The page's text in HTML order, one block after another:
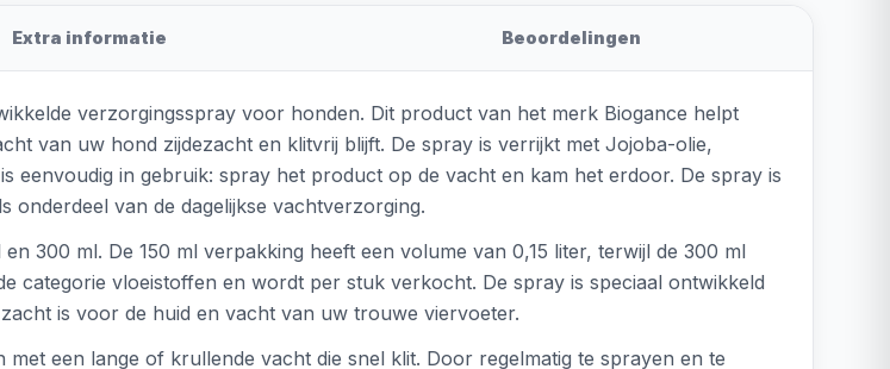
Extra informatie Beoordelingen
verzorgingsspray voor honden. Dit product van het merk Biogance helpt
van uw hond zijdezacht en klitvrij blijft. De spray is verrijkt met Jojoba-olie,
eenvoudig in gebruik: spray het product op de vacht en kam het erdoor. De spray is
van de dagelijkse vachtverzorging.
300 ml. De 150 ml verpakking heeft een volume van 0,15 liter, terwijl de 300 ml
categorie vloeistoffen en wordt per stuk verkocht. De spray is speciaal ontwikkeld
is voor de huid en vacht van uw trouwe viervoeter.
een lange of krullende vacht die snel klit. Door regelmatig te sprayen en te